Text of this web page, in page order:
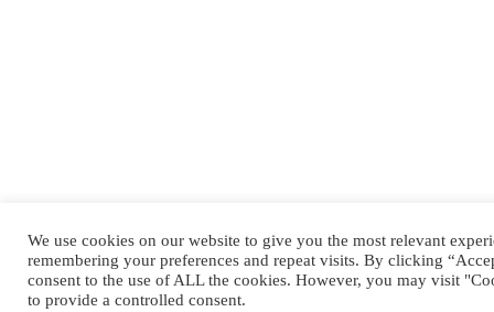
We use cookies on our website to give you the most relevant
remembering your preferences and repeat visits. By clicking
consent to the use of ALL the cookies. However, you may visit
to provide a controlled consent.